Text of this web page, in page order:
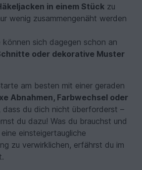
in einem Stück zu
wenig zusammengenäht werden
sich dagegen schon an
oder dekorative Muster
am besten mit einer geraden
Abnahmen, Farbwechsel oder
dass du dich nicht überforderst –
du dazu! Was du brauchst und
einsteigertaugliche
zu verwirklichen, erfährst du im